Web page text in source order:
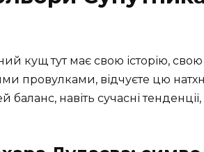
кущ тут має свою історію,
провулками, відчуєте цю
навіть сучасні